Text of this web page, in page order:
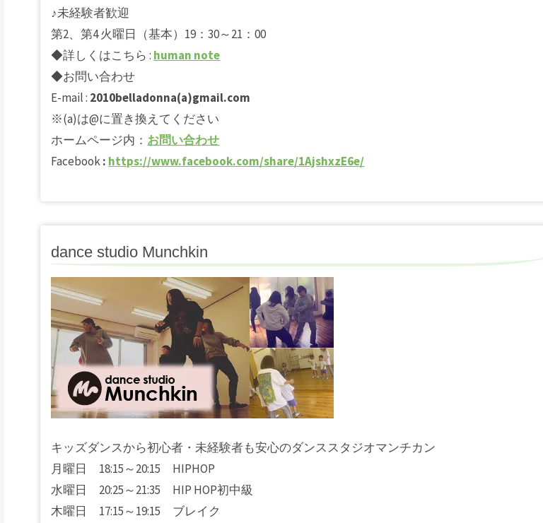
♪未経験者歓迎
第2、第4 火曜日（基本）19：30～21：00
◆詳しくはこちら : human note
◆お問い合わせ
E-mail : 2010belladonna(a)gmail.com
※(a)は@に置き換えてください
ホームページ内： お問い合わせ
Facebook: https://www.facebook.com/share/1AjshxzE6e/
dance studio Munchkin
キッズダンスから初心者・未経験者も安心のダンススタジオマンチカン
月曜日 18:15～20:15 HIPHOP
水曜日 20:25～21:35 HIP HOP初中級
木曜日 17:15～19:15 ブレイク